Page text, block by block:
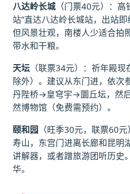
八达岭长城 （门票40元）：高
站”直达八达岭长城站，出站
但风景壮观，南楼人少适合拍
带水和干粮。
天坛 （联票34元）：祈年殿
除外）。建议从东门进，依
丹陛桥→皇穹宇→圜丘坛，然
然博物馆（免费需预约）。
颐和园 （旺季30元，联票60
寿山，东宫门进离长廊和昆明
讲解器，或者蹭旅游团听历史
华。